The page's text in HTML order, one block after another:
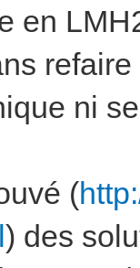
en
ni
(
) des